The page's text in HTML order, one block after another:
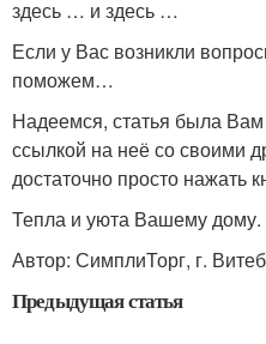
здесь … и здесь …
Если у Вас возникли
поможем…
Надеемся, статья была
ссылкой на неё со своими
достаточно просто нажать
Тепла и уюта Вашему дому.
Автор: СимплиТорг, г.
Предыдущая статья